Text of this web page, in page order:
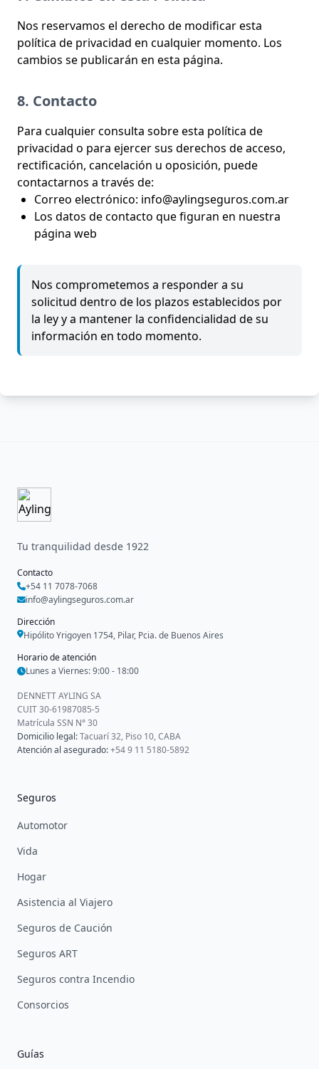
Nos reservamos el derecho de modificar esta
política de privacidad en cualquier momento. Los
cambios se publicarán en esta página.
8. Contacto
Para cualquier consulta sobre esta política de
privacidad o para ejercer sus derechos de acceso,
rectificación, cancelación u oposición, puede
contactarnos a través de:
Correo electrónico: info@aylingseguros.com.ar
Los datos de contacto que figuran en nuestra
página web
Nos comprometemos a responder a su
solicitud dentro de los plazos establecidos por
la ley y a mantener la confidencialidad de su
información en todo momento.
Tu tranquilidad desde 1922
Contacto
+54 11 7078-7068
info@aylingseguros.com.ar
Dirección
Hipólito Yrigoyen 1754, Pilar, Pcia. de Buenos Aires
Horario de atención
Lunes a Viernes: 9:00 - 18:00
DENNETT AYLING SA
CUIT 30-61987085-5
Matrícula SSN N° 30
Domicilio legal:Tacuarí 32, Piso 10, CABA
Atención al asegurado:+54 9 11 5180-5892
Seguros
Automotor
Vida
Hogar
Asistencia al Viajero
Seguros de Caución
Seguros ART
Seguros contra Incendio
Consorcios
Guías